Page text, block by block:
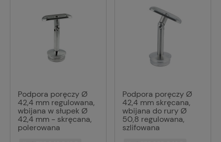
Podpora poręczy Ø
42,4 mm regulowana,
wbijana w słupek Ø
42,4 mm - skręcana,
polerowana
Podpora poręczy Ø
42,4 mm skręcana,
wbijana do rury Ø
50,8 regulowana,
szlifowana